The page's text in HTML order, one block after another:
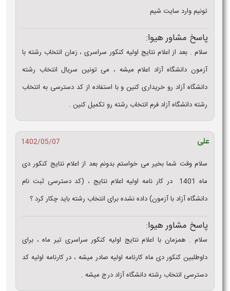
تونیم وارد سایت شیم
پاسخ مشاور هیوا:
سلام . بعد از اعلام نتایج اولیه کنکور سراسری ، زمان انتخاب رشته با
آزمون دانشگاه آزاد اعلام میشه ، می تونین سریال انتخاب رشته
دانشگاه آزاد رو خریداری کنین و با استفاده از کد دسترسی به انتخاب
رشته دانشگاه آزاد فرم انتخاب رشته رو تکمیل کنین .
علی
1402/05/07
سلام وقت شما بخیر می خواستم بدونم بعد از اعلام نتایج کنکور دی
ماه 1401 در کار نامه اولیه اعلام نتایج ، (کد دسترسی ثبت نام
دانشگاه آزاد با آزمون) داده نشده برای انتخاب رشته باید چکار کرد ؟
پاسخ مشاور هیوا:
سلام . همزمان با اعلام نتایج اولیه کنکور سراسری تیر ماه ، برای
داوطلبین کنکور دی ماه کارنامه اولیه صادر میشه ، در کارنامه اولیه کد
دسترسی انتخاب رشته دانشگاه آزاد درج میشه .